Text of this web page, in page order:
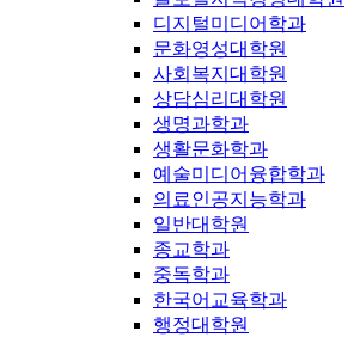
디지털미디어학과
문화영성대학원
사회복지대학원
상담심리대학원
생명과학과
생활문화학과
예술미디어융합학과
의료인공지능학과
일반대학원
종교학과
중독학과
한국어교육학과
행정대학원